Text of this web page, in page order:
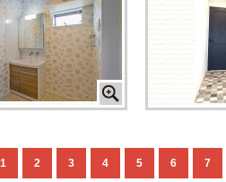
1 2 3 4 5 6 7